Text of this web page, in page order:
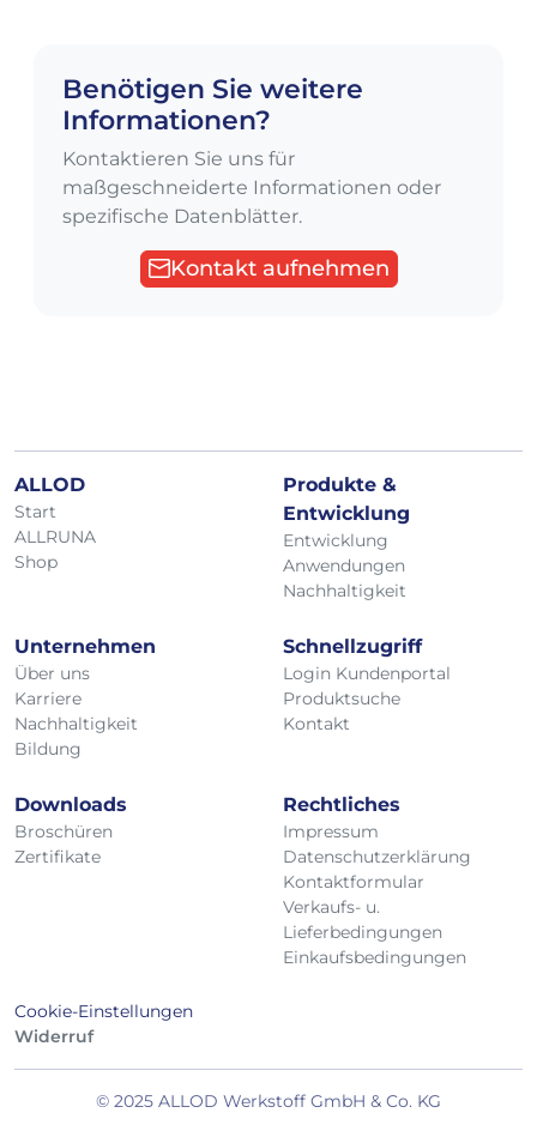
Benötigen Sie weitere
Informationen?
Kontaktieren Sie uns für
maßgeschneiderte Informationen oder
spezifische Datenblätter.
Kontakt aufnehmen
ALLOD
Start
ALLRUNA
Shop
Produkte &
Entwicklung
Entwicklung
Anwendungen
Nachhaltigkeit
Unternehmen
Über uns
Karriere
Nachhaltigkeit
Bildung
Schnellzugriff
Login Kundenportal
Produktsuche
Kontakt
Downloads
Broschüren
Zertifikate
Rechtliches
Impressum
Datenschutzerklärung
Kontaktformular
Verkaufs- u.
Lieferbedingungen
Einkaufsbedingungen
Cookie-Einstellungen
Widerruf
© 2025 ALLOD Werkstoff GmbH & Co. KG